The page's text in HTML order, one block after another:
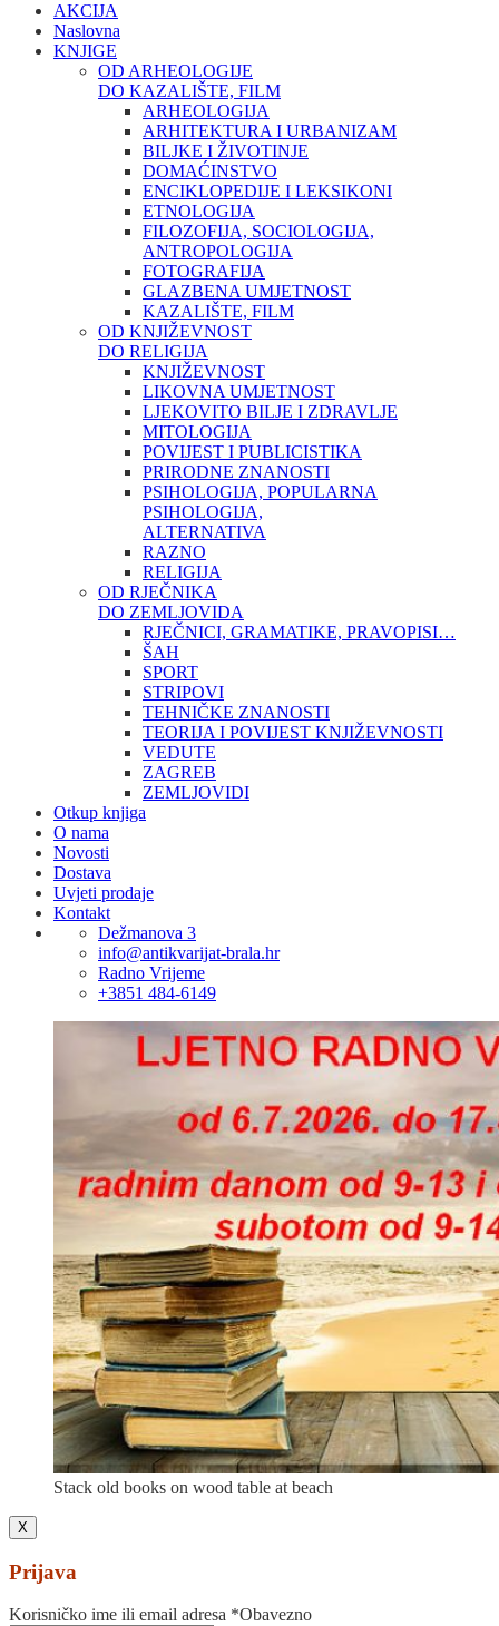
AKCIJA
Naslovna
KNJIGE
OD ARHEOLOGIJE
DO KAZALIŠTE, FILM
ARHEOLOGIJA
ARHITEKTURA I URBANIZAM
BILJKE I ŽIVOTINJE
DOMAĆINSTVO
ENCIKLOPEDIJE I LEKSIKONI
ETNOLOGIJA
FILOZOFIJA, SOCIOLOGIJA,
ANTROPOLOGIJA
FOTOGRAFIJA
GLAZBENA UMJETNOST
KAZALIŠTE, FILM
OD KNJIŽEVNOST
DO RELIGIJA
KNJIŽEVNOST
LIKOVNA UMJETNOST
LJEKOVITO BILJE I ZDRAVLJE
MITOLOGIJA
POVIJEST I PUBLICISTIKA
PRIRODNE ZNANOSTI
PSIHOLOGIJA, POPULARNA
PSIHOLOGIJA,
ALTERNATIVA
RAZNO
RELIGIJA
OD RJEČNIKA
DO ZEMLJOVIDA
RJEČNICI, GRAMATIKE, PRAVOPISI…
ŠAH
SPORT
STRIPOVI
TEHNIČKE ZNANOSTI
TEORIJA I POVIJEST KNJIŽEVNOSTI
VEDUTE
ZAGREB
ZEMLJOVIDI
Otkup knjiga
O nama
Novosti
Dostava
Uvjeti prodaje
Kontakt
Dežmanova 3
info@antikvarijat-brala.hr
Radno Vrijeme
+3851 484-6149
Stack old books on wood table at beach
X
Prijava
Korisničko ime ili email adresa *Obavezno